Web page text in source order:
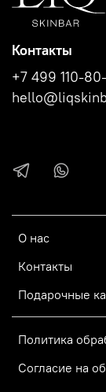
О нас
Контакты
Подарочные
Политика
Согласие на
Контакты
+7 499 110-